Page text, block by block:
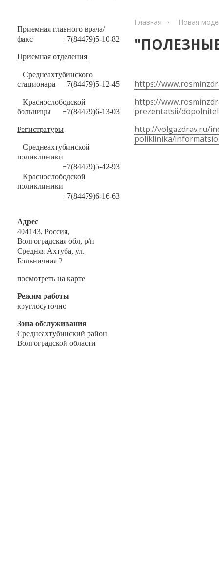
Приемная главного врача/
факс
+7(84479)5-10-82
Приемная отделения
Среднеахтубинского
стационара
+7(84479)5-12-45
Краснослободской
больницы
+7(84479)6-13-03
Регистратуры
Среднеахтубинской
поликлиники
+7(84479)5-42-93
Краснослободской
поликлиники
+7(84479)6-16-63
Адрес
404143, Россия,
Волгоградская обл, р/п
Средняя Ахтуба, ул.
Больничная 2
посмотреть на карте
Режим работы
круглосуточно
Зона обслуживания
Среднеахтубинский район
Волгоградской области
Главная Новая
https://
https://
prezentatsii/
http://volgazdrav.ru/
poliklinika/